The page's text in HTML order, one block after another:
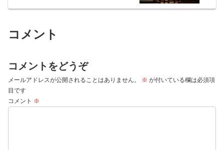
コメント
コメントをどうぞ
メールアドレスが公開されることはありません。 ※ が付いている欄は必須項
目です
コメント ※